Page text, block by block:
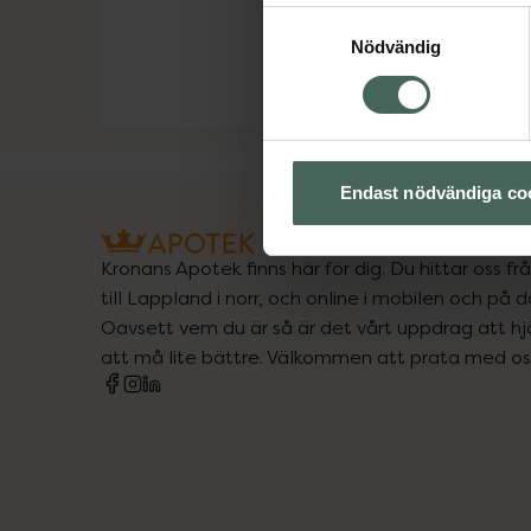
Nödvändig
Endast nödvändiga
Kronans Apotek finns här för dig. Du hittar oss
till Lappland i norr, och online i mobilen och på
Oavsett vem du är så är det vårt uppdrag att
att må lite bättre. Välkommen att prata med